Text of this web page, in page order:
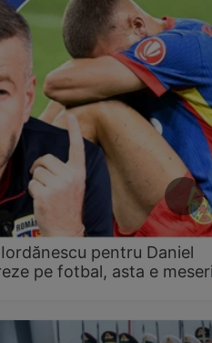
pentru Daniel
pe fotbal, asta e